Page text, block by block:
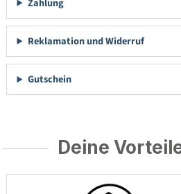
Zahlung
Reklamation und Widerruf
Gutschein
Deine